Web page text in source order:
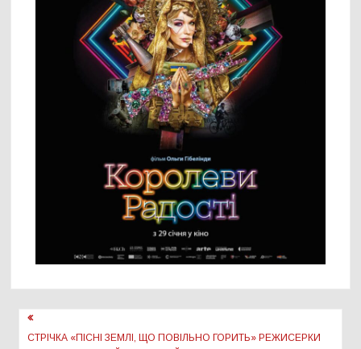
Навігація
СТРІЧКА «ПІСНІ ЗЕМЛІ, ЩО ПОВІЛЬНО ГОРИТЬ» РЕЖИСЕРКИ